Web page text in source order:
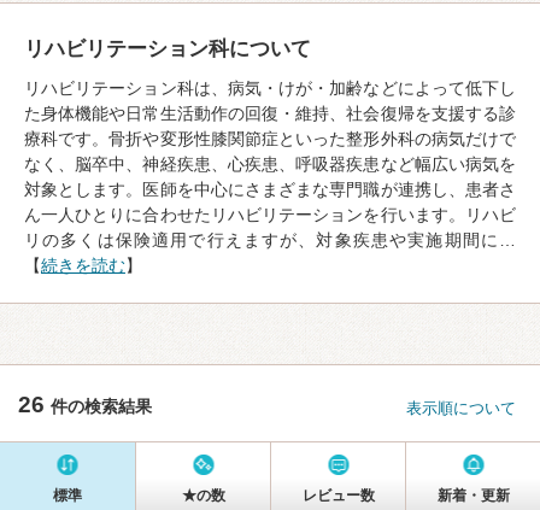
リハビリテーション科について
リハビリテーション科は、病気・けが・加齢などによって低下し
た身体機能や日常生活動作の回復・維持、社会復帰を支援する診
療科です。骨折や変形性膝関節症といった整形外科の病気だけで
なく、脳卒中、神経疾患、心疾患、呼吸器疾患など幅広い病気を
対象とします。医師を中心にさまざまな専門職が連携し、患者さ
ん一人ひとりに合わせたリハビリテーションを行います。リハビ
リの多くは保険適用で行えますが、対象疾患や実施期間に…
【続きを読む】
26 件の検索結果 表示順について
標準 ★の数 レビュー数 新着・更新